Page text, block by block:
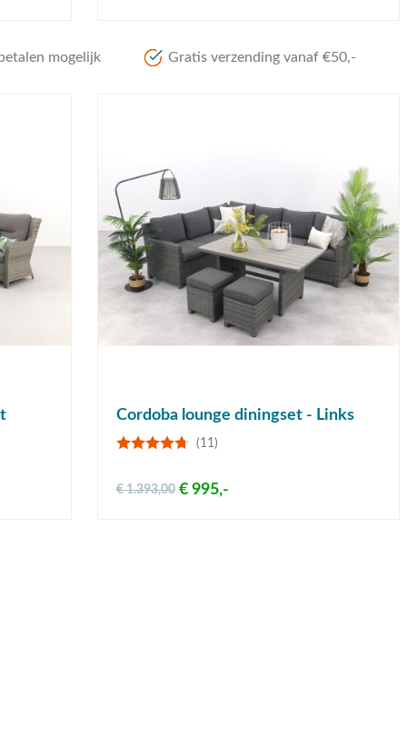
mogelijk Gratis verzending vanaf €50,-
Cordoba lounge diningset - Links
(11)
€ 995,-
€ 1.393,00